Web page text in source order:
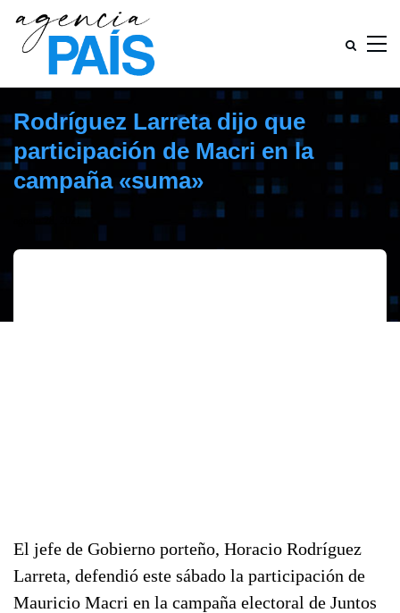
Rodríguez Larreta dijo que
participación de Macri en la
campaña «suma»
agosto 28, 2021
El jefe de Gobierno porteño, Horacio Rodríguez
Larreta, defendió este sábado la participación de
Mauricio Macri en la campaña electoral de Juntos